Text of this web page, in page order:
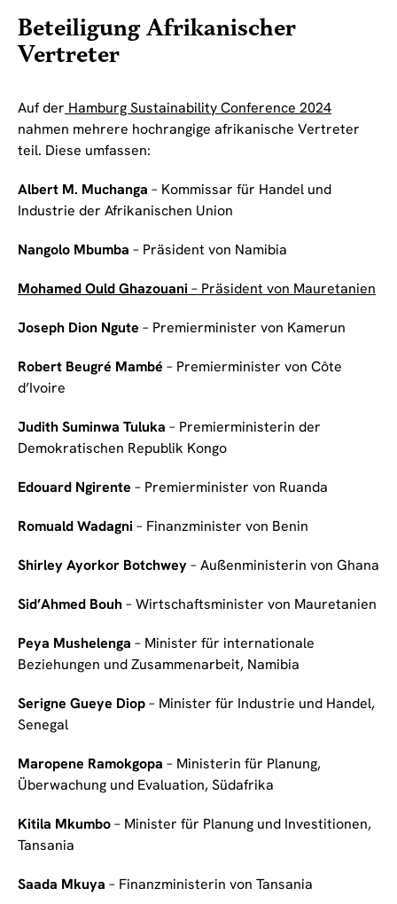
Beteiligung Afrikanischer
Vertreter
Auf der Hamburg Sustainability Conference 2024
nahmen mehrere hochrangige afrikanische Vertreter
teil. Diese umfassen:
Albert M. Muchanga – Kommissar für Handel und
Industrie der Afrikanischen Union
Nangolo Mbumba – Präsident von Namibia
Mohamed Ould Ghazouani – Präsident von Mauretanien
Joseph Dion Ngute – Premierminister von Kamerun
Robert Beugré Mambé – Premierminister von Côte
d’Ivoire
Judith Suminwa Tuluka – Premierministerin der
Demokratischen Republik Kongo
Edouard Ngirente – Premierminister von Ruanda
Romuald Wadagni – Finanzminister von Benin
Shirley Ayorkor Botchwey– Außenministerin von Ghana
Sid’Ahmed Bouh– Wirtschaftsminister von Mauretanien
Peya Mushelenga – Minister für internationale
Beziehungen und Zusammenarbeit, Namibia
Serigne Gueye Diop– Minister für Industrie und Handel,
Senegal
Maropene Ramokgopa – Ministerin für Planung,
Überwachung und Evaluation, Südafrika
Kitila Mkumbo– Minister für Planung und Investitionen,
Tansania
Saada Mkuya – Finanzministerin von Tansania